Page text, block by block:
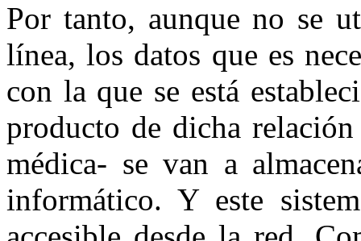
Por tanto, aunque no se
línea, los datos que es
con la que se está
producto de dicha
médica- se van a
informático. Y este